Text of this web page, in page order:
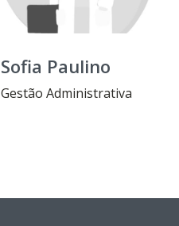
Sofia Paulino
Gestão Administrativa